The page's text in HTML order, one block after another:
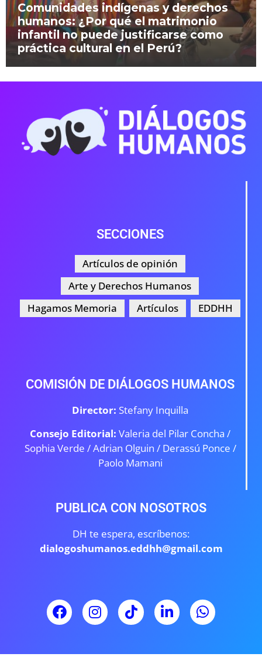
Comunidades indígenas y derechos
humanos: ¿Por qué el matrimonio
infantil no puede justificarse como
práctica cultural en el Perú?
SECCIONES
Artículos de opinión
Arte y Derechos Humanos
Hagamos Memoria
Artículos EDDHH
COMISIÓN DE DIÁLOGOS HUMANOS
Director: Stefany Inquilla
Consejo Editorial: Valeria del Pilar Concha /
Sophia Verde /Adrian Olguin / Derassú Ponce /
Paolo Mamani
PUBLICA CON NOSOTROS
DH te espera, escríbenos:
dialogoshumanos.eddhh@gmail.com